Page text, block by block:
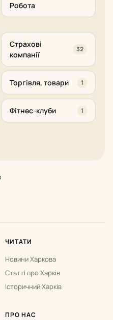
Робота
Страхові
компанії
32
Торгівля, товари 1
Фітнес-клуби 1
ЧИТАТИ
Новини Харкова
Статті про Харків
Історичний Харків
ПРО НАС